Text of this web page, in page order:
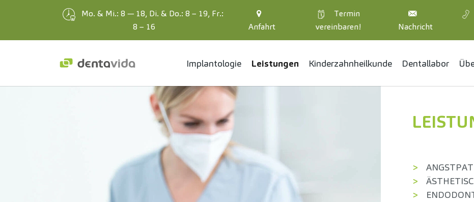
Zum Hauptinhalt springen
Mo. & Mi.: 8 — 18, Di. & Do.: 8 – 19, Fr.:
8 – 16
Anfahrt
Termin
vereinbaren!
Nachricht
Implantologie Leistungen Kinder­zahnheil­kunde Dentallabor